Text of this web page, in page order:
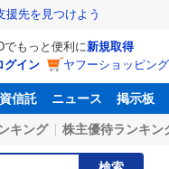
援先を見つけよう
でもっと便利に新規取得
グイン
ヤフーショッピン
信託 ニュース 掲示板
キング 株主優待ランキン